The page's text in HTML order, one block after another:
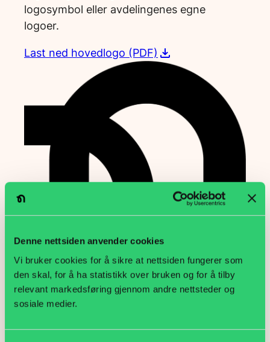
Denne nettsiden anvender cookies
Vi bruker cookies for å sikre at nettsiden fungerer som
den skal, for å ha statistikk over bruken og for å tilby
relevant markedsføring gjennom andre nettsteder og
sosiale medier.
logosymbol eller avdelingenes egne
logoer.
Last ned hovedlogo (PDF)
Logosymbol
Logosymbolet vårt består av Negotias